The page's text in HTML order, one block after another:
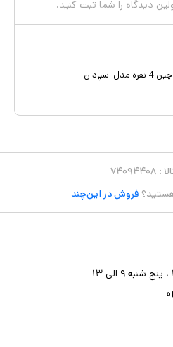
دیدگاه را شما ثبت کنید.
: ۷۴۰۹۴۴۰۸
فروش در این‌چند